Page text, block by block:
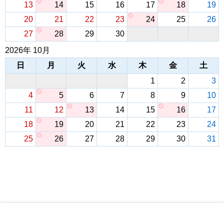
13
14 15 16 17 18
19
20
21 22 23 24 25
26
27
28 29
30
2026年 10月
日
月 火 水 木 金
土
1
2
3
4
5 6 7 8 9
10
11
12 13 14 15 16
17
18
19 20 21 22 23
24
25
26 27 28 29 30 31